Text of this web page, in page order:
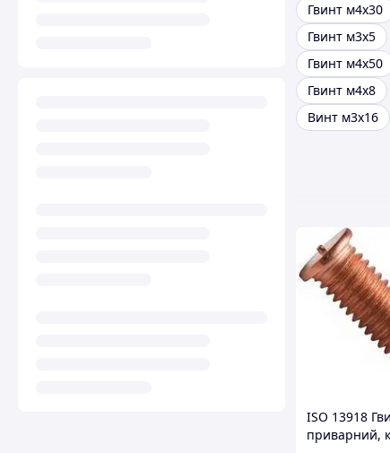
Гвинт м4х30
Гвинт м3х5
Гвинт м4х50
Гвинт м4х8
Винт м3х16
ISO 13918
приварний,